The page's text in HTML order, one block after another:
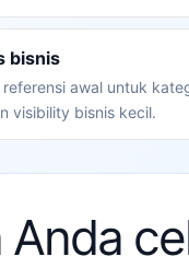
bisnis
awal untuk
visibility bisnis kecil.